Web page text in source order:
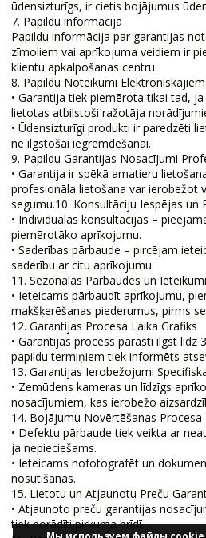
ūdensizturīgs, ir cietis bojājumus
7. Papildu informācija
Papildu informācija par garantijas
zīmoliem vai aprīkojuma veidiem ir
klientu apkalpošanas centru.
8. Papildu Noteikumi
• Garantija tiek piemērota tikai tad,
lietotas atbilstoši ražotāja
• Ūdensizturīgi produkti ir paredzēti
ne ilgstošai iegremdēšanai.
9. Papildu Garantijas Nosacījumi
• Garantija ir spēkā amatieru
profesionāla lietošana var ierobežot
segumu.10. Konsultāciju Iespējas un
• Individuālas konsultācijas –
piemērotāko aprīkojumu.
• Saderības pārbaude – pircējam
saderību ar citu aprīkojumu.
11. Sezonālās Pārbaudes un Ieteikumi
• Ieteicams pārbaudīt aprīkojumu,
makšķerēšanas piederumus, pirms
12. Garantijas Procesa Laika Grafiks
• Garantijas process parasti ilgst līdz
papildu termiņiem tiek informēts
13. Garantijas Ierobežojumi
• Zemūdens kameras un līdzīgs
nosacījumiem, kas ierobežo
14. Bojājumu Novērtēšanas Procesa
• Defektu pārbaude tiek veikta ar
ja nepieciešams.
• Ieteicams nofotografēt un
nosūtīšanas.
15. Lietotu un Atjaunotu Preču
• Atjaunoto preču garantijas
tiek norādīti pirkuma brīdī.